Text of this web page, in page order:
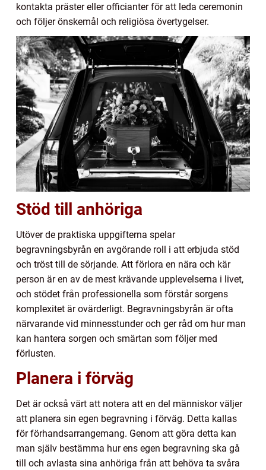
kontakta präster eller officianter för att leda ceremonin
och följer önskemål och religiösa övertygelser.
Stöd till anhöriga
Utöver de praktiska uppgifterna spelar
begravningsbyrån en avgörande roll i att erbjuda stöd
och tröst till de sörjande. Att förlora en nära och kär
person är en av de mest krävande upplevelserna i livet,
och stödet från professionella som förstår sorgens
komplexitet är ovärderligt. Begravningsbyrån är ofta
närvarande vid minnesstunder och ger råd om hur man
kan hantera sorgen och smärtan som följer med
förlusten.
Planera i förväg
Det är också värt att notera att en del människor väljer
att planera sin egen begravning i förväg. Detta kallas
för förhandsarrangemang. Genom att göra detta kan
man själv bestämma hur ens egen begravning ska gå
till och avlasta sina anhöriga från att behöva ta svåra